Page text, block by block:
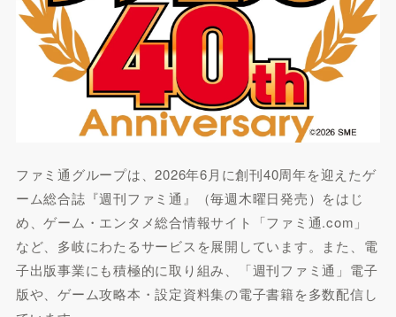
ファミ通グループは、2026年6月に創刊40周年を迎えたゲ
ーム総合誌『週刊ファミ通』（毎週木曜日発売）をはじ
め、ゲーム・エンタメ総合情報サイト「ファミ通.com」
など、多岐にわたるサービスを展開しています。また、電
子出版事業にも積極的に取り組み、「週刊ファミ通」電子
版や、ゲーム攻略本・設定資料集の電子書籍を多数配信し